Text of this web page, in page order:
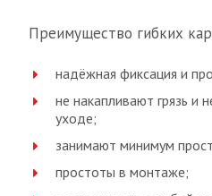
Преимущество гибких
надёжная фиксация и
не накапливают грязь и
уходе;
занимают минимум
простоты в монтаже;